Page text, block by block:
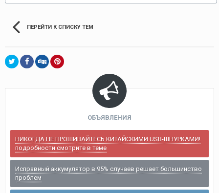
ПЕРЕЙТИ К СПИСКУ ТЕМ
ОБЪЯВЛЕНИЯ
НИКОГДА НЕ ПРОШИВАЙТЕСЬ КИТАЙСКИМИ USB-ШНУРКАМИ!
подробности смотрите в теме
Исправный аккумулятор в 95% случаев решает большинство
проблем